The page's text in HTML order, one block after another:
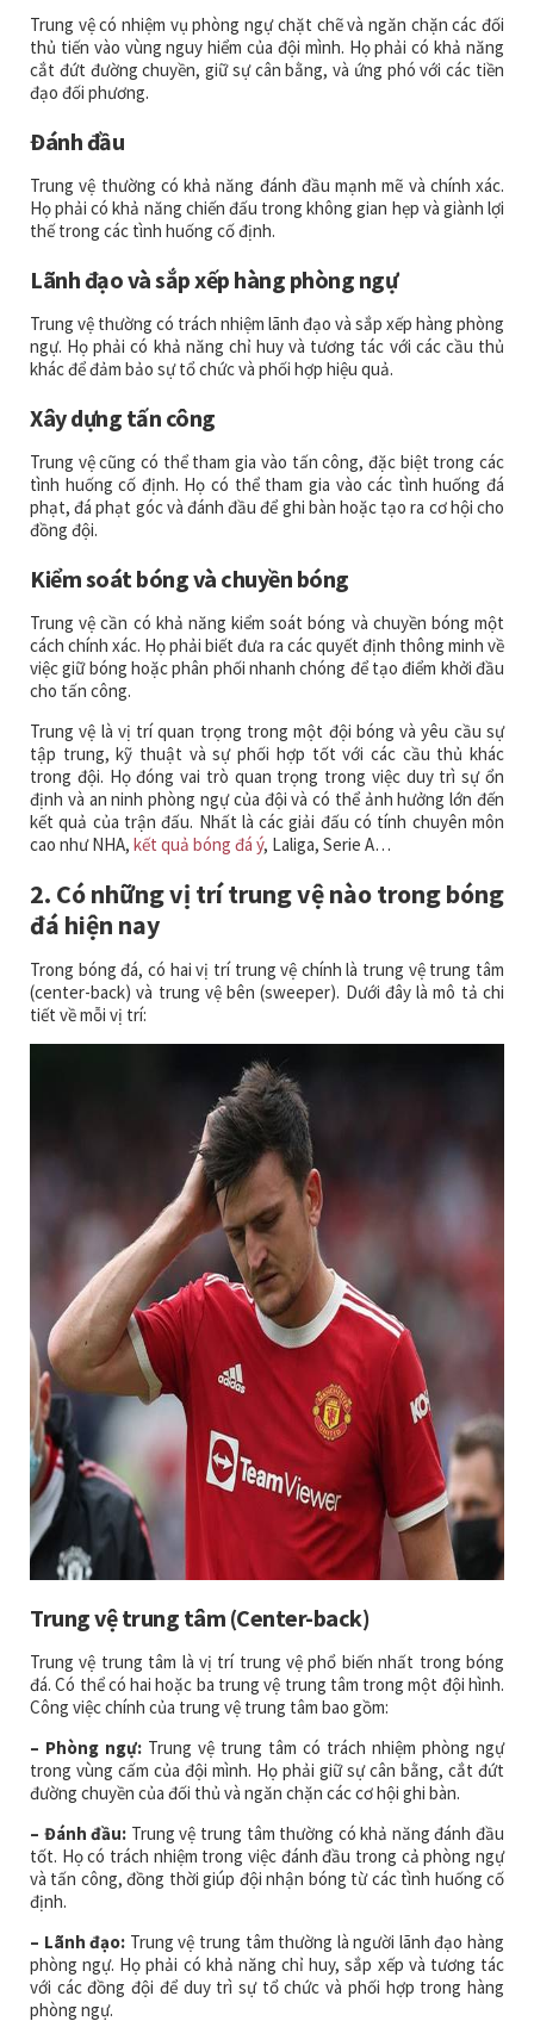
Trung vệ có nhiệm vụ phòng ngự chặt chẽ và ngăn chặn các đối
thủ tiến vào vùng nguy hiểm của đội mình. Họ phải có khả năng
cắt đứt đường chuyền, giữ sự cân bằng, và ứng phó với các tiền
đạo đối phương.
Đánh đầu
Trung vệ thường có khả năng đánh đầu mạnh mẽ và chính xác.
Họ phải có khả năng chiến đấu trong không gian hẹp và giành lợi
thế trong các tình huống cố định.
Lãnh đạo và sắp xếp hàng phòng ngự
Trung vệ thường có trách nhiệm lãnh đạo và sắp xếp hàng phòng
ngự. Họ phải có khả năng chỉ huy và tương tác với các cầu thủ
khác để đảm bảo sự tổ chức và phối hợp hiệu quả.
Xây dựng tấn công
Trung vệ cũng có thể tham gia vào tấn công, đặc biệt trong các
tình huống cố định. Họ có thể tham gia vào các tình huống đá
phạt, đá phạt góc và đánh đầu để ghi bàn hoặc tạo ra cơ hội cho
đồng đội.
Kiểm soát bóng và chuyền bóng
Trung vệ cần có khả năng kiểm soát bóng và chuyền bóng một
cách chính xác. Họ phải biết đưa ra các quyết định thông minh về
việc giữ bóng hoặc phân phối nhanh chóng để tạo điểm khởi đầu
cho tấn công.
Trung vệ là vị trí quan trọng trong một đội bóng và yêu cầu sự
tập trung, kỹ thuật và sự phối hợp tốt với các cầu thủ khác
trong đội. Họ đóng vai trò quan trọng trong việc duy trì sự ổn
định và an ninh phòng ngự của đội và có thể ảnh hưởng lớn đến
kết quả của trận đấu. Nhất là các giải đấu có tính chuyên môn
cao như NHA, kết quả bóng đá ý, Laliga, Serie A…
2. Có những vị trí trung vệ nào trong bóng
đá hiện nay
Trong bóng đá, có hai vị trí trung vệ chính là trung vệ trung tâm
(center-back) và trung vệ bên (sweeper). Dưới đây là mô tả chi
tiết về mỗi vị trí:
Trung vệ trung tâm (Center-back)
Trung vệ trung tâm là vị trí trung vệ phổ biến nhất trong bóng
đá. Có thể có hai hoặc ba trung vệ trung tâm trong một đội hình.
Công việc chính của trung vệ trung tâm bao gồm:
– Phòng ngự: Trung vệ trung tâm có trách nhiệm phòng ngự
trong vùng cấm của đội mình. Họ phải giữ sự cân bằng, cắt đứt
đường chuyền của đối thủ và ngăn chặn các cơ hội ghi bàn.
– Đánh đầu: Trung vệ trung tâm thường có khả năng đánh đầu
tốt. Họ có trách nhiệm trong việc đánh đầu trong cả phòng ngự
và tấn công, đồng thời giúp đội nhận bóng từ các tình huống cố
định.
– Lãnh đạo: Trung vệ trung tâm thường là người lãnh đạo hàng
phòng ngự. Họ phải có khả năng chỉ huy, sắp xếp và tương tác
với các đồng đội để duy trì sự tổ chức và phối hợp trong hàng
phòng ngự.